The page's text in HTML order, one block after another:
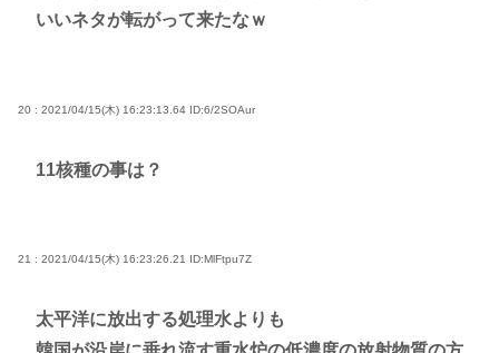
いいネタが転がって来たなｗ
20 : 2021/04/15(木) 16:23:13.64 ID:6/2SOAur
11核種の事は？
21 : 2021/04/15(木) 16:23:26.21 ID:MlFtpu7Z
太平洋に放出する処理水よりも